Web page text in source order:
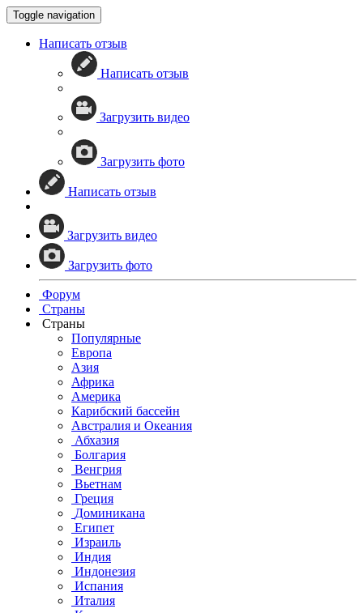
Toggle navigation
Написать отзыв
Написать отзыв
Загрузить видео
Загрузить фото
Написать отзыв
Загрузить видео
Загрузить фото
Форум
Страны
Страны
Популярные
Европа
Азия
Африка
Америка
Карибский бассейн
Австралия и Океания
Абхазия
Болгария
Венгрия
Вьетнам
Греция
Доминикана
Египет
Израиль
Индия
Индонезия
Испания
Италия